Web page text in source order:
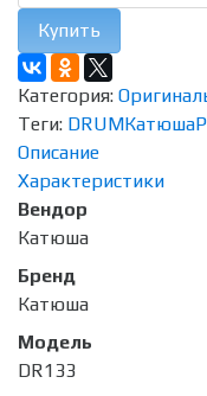
Купить
Категория:
Теги: DRUMКатюша
Описание
Характеристики
Вендор
Катюша
Бренд
Катюша
Модель
DR133